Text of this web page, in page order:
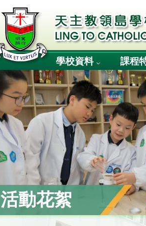
學校資料 課程
活動花絮